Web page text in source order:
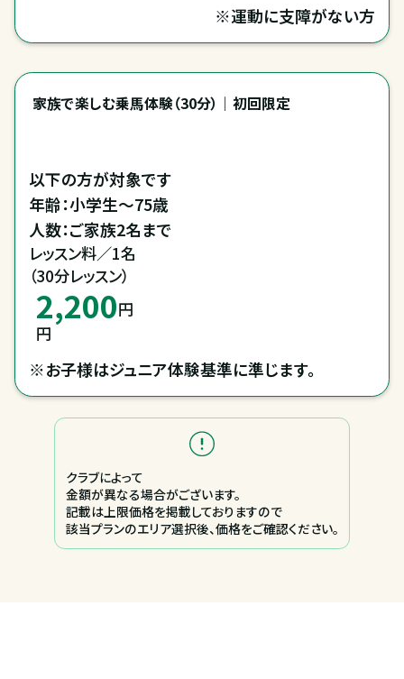
※運動に支障がない方
家族で楽しむ乗馬体験（30分）｜初回限定
以下の方が対象です
年齢：小学生～75歳
人数：ご家族2名まで
レッスン料／1名
（30分レッスン）
2,200円
円
※お子様はジュニア体験基準に準じます。
クラブによって
金額が異なる場合がございます。
記載は上限価格を掲載しておりますので
該当プランのエリア選択後、価格をご確認ください。